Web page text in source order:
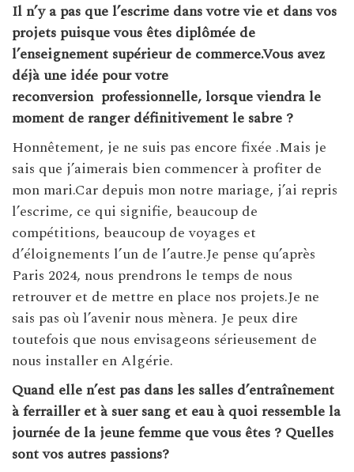
Il n’y a pas que l’escrime dans votre vie et dans vos
projets puisque vous êtes diplômée de
l’enseignement supérieur de commerce.Vous avez
déjà une idée pour votre
reconversion professionnelle, lorsque viendra le
moment de ranger définitivement le sabre ?
Honnêtement, je ne suis pas encore fixée .Mais je
sais que j’aimerais bien commencer à profiter de
mon mari.Car depuis mon notre mariage, j’ai repris
l’escrime, ce qui signifie, beaucoup de
compétitions, beaucoup de voyages et
d’éloignements l’un de l’autre.Je pense qu’après
Paris 2024, nous prendrons le temps de nous
retrouver et de mettre en place nos projets.Je ne
sais pas où l’avenir nous mènera. Je peux dire
toutefois que nous envisageons sérieusement de
nous installer en Algérie.
Quand elle n’est pas dans les salles d’entraînement
à ferrailler et à suer sang et eau à quoi ressemble la
journée de la jeune femme que vous êtes ? Quelles
sont vos autres passions?